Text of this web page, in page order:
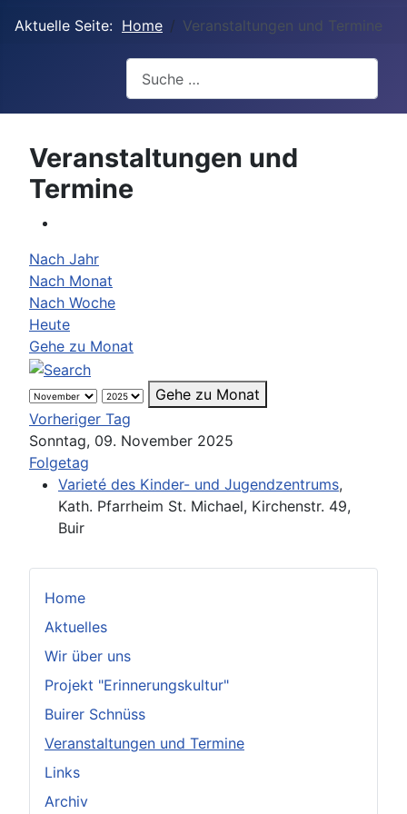
Aktuelle Seite: Home Veranstaltungen und Termine
Home
Aktuelles
Wir über uns
Projekt "Erinnerungskultur"
Buirer Schnüss
Veranstaltungen und Termine
Links
Archiv
Veranstaltungen und
Termine
Nach Jahr
Nach Monat
Nach Woche
Heute
Gehe zu Monat
Gehe zu Monat
Vorheriger Tag
Sonntag, 09. November 2025
Folgetag
Varieté des Kinder- und Jugendzentrums,
Kath. Pfarrheim St. Michael, Kirchenstr. 49,
Buir